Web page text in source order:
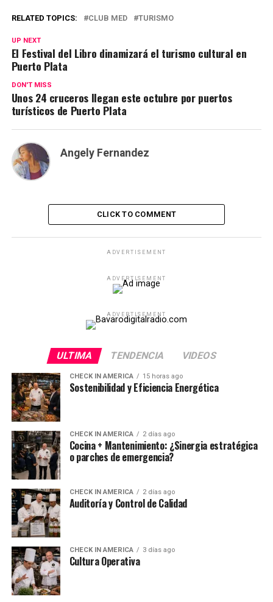
RELATED TOPICS: CLUB MED TURISMO
UP NEXT
El Festival del Libro dinamizará el turismo cultural en
Puerto Plata
DON'T MISS
Unos 24 cruceros llegan este octubre por puertos
turísticos de Puerto Plata
Angely Fernandez
CLICK TO COMMENT
ADVERTISEMENT
ADVERTISEMENT
ADVERTISEMENT
ULTIMA TENDENCIA VIDEOS
CHECK IN AMERICA 15 horas ago
Sostenibilidad y Eficiencia Energética
CHECK IN AMERICA 2 días ago
Cocina + Mantenimiento: ¿Sinergia estratégica
o parches de emergencia?
CHECK IN AMERICA 2 días ago
Auditoría y Control de Calidad
CHECK IN AMERICA 3 días ago
Cultura Operativa